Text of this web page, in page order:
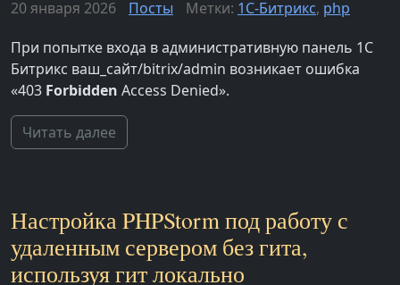
20 января 2026 Посты Метки: 1С-Битрикс, php
При попытке входа в административную панель 1С
Битрикс ваш_сайт/bitrix/admin возникает ошибка
«403 Forbidden Access Denied».
Читать далее
Настройка PHPStorm под работу с
удаленным сервером без гита,
используя гит локально